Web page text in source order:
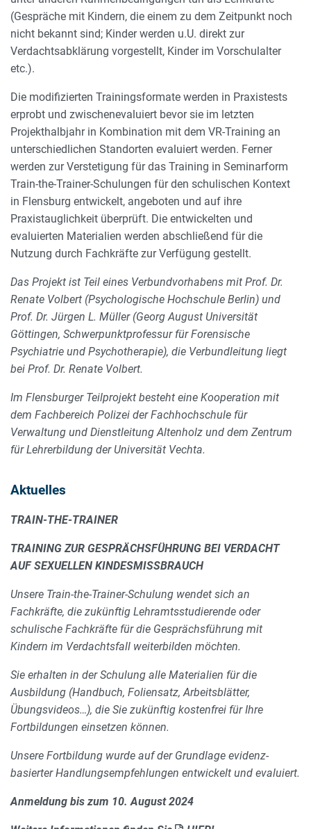
(Gespräche mit Kindern, die einem zu dem Zeitpunkt noch
nicht bekannt sind; Kinder werden u.U. direkt zur
Verdachtsabklärung vorgestellt, Kinder im Vorschulalter
etc.).
Die modifizierten Trainingsformate werden in Praxistests
erprobt und zwischenevaluiert bevor sie im letzten
Projekthalbjahr in Kombination mit dem VR-Training an
unterschiedlichen Standorten evaluiert werden. Ferner
werden zur Verstetigung für das Training in Seminarform
Train-the-Trainer-Schulungen für den schulischen Kontext
in Flensburg entwickelt, angeboten und auf ihre
Praxistauglichkeit überprüft. Die entwickelten und
evaluierten Materialien werden abschließend für die
Nutzung durch Fachkräfte zur Verfügung gestellt.
Das Projekt ist Teil eines Verbundvorhabens mit Prof. Dr.
Renate Volbert (Psychologische Hochschule Berlin) und
Prof. Dr. Jürgen L. Müller (Georg August Universität
Göttingen, Schwerpunktprofessur für Forensische
Psychiatrie und Psychotherapie), die Verbundleitung liegt
bei Prof. Dr. Renate Volbert.
Im Flensburger Teilprojekt besteht eine Kooperation mit
dem Fachbereich Polizei der Fachhochschule für
Verwaltung und Dienstleitung Altenholz und dem Zentrum
für Lehrerbildung der Universität Vechta.
Aktuelles
TRAIN-THE-TRAINER
TRAINING ZUR GESPRÄCHSFÜHRUNG BEI VERDACHT
AUF SEXUELLEN KINDESMISSBRAUCH
Unsere Train-the-Trainer-Schulung wendet sich an
Fachkräfte, die zukünftig Lehramtsstudierende oder
schulische Fachkräfte für die Gesprächsführung mit
Kindern im Verdachtsfall weiterbilden möchten.
Sie erhalten in der Schulung alle Materialien für die
Ausbildung (Handbuch, Foliensatz, Arbeitsblätter,
Übungsvideos…), die Sie zukünftig kostenfrei für Ihre
Fortbildungen einsetzen können.
Unsere Fortbildung wurde auf der Grundlage evidenz-
basierter Handlungsempfehlungen entwickelt und evaluiert.
Anmeldung bis zum 10. August 2024